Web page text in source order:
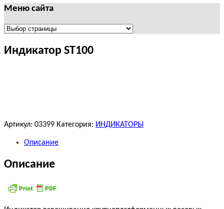
Меню сайта
Меню
Индикатор ST100
Артикул: 03399 Категория: ИНДИКАТОРЫ
Описание
Описание